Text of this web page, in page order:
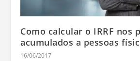
Como calcular o IRRF nos
acumulados a pessoas
16/06/2017